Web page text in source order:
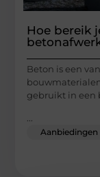
Hoe bereik
Beton is een
gebruikt in een
...
Aanbiedingen